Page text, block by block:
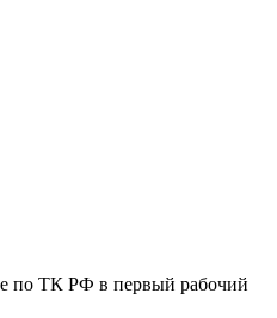
по ТК РФ в первый рабочий